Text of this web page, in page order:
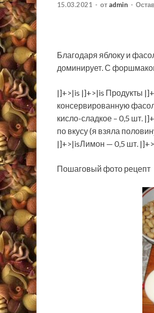
15.03.2021 - от admin -
Благодаря яблоку и
доминирует. С
|]+>|is |]+>|is Продукты
консервированную
кисло-сладкое – 0,5 шт.
по вкусу (я взяла
|]+>|isЛимон — 0,5 шт.
Пошаговый фото рецепт